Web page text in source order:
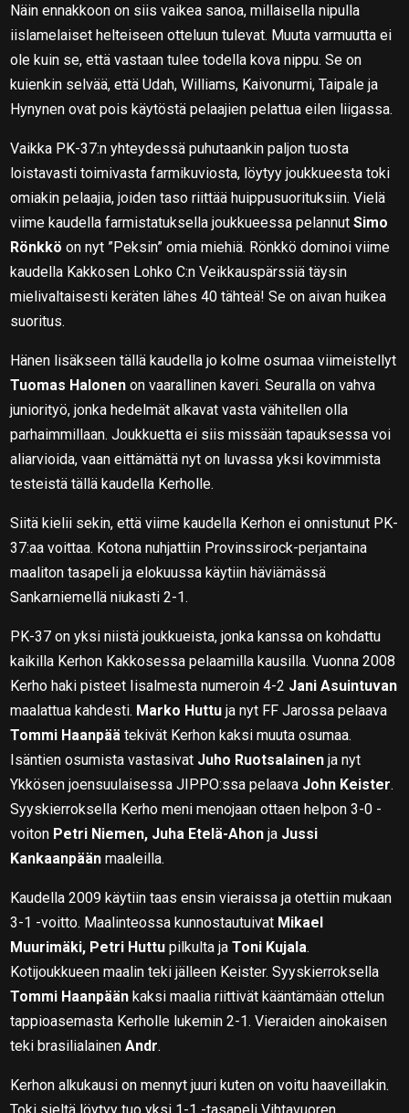
Näin ennakkoon on siis vaikea sanoa, millaisella nipulla
iislamelaiset helteiseen otteluun tulevat. Muuta varmuutta ei
ole kuin se, että vastaan tulee todella kova nippu. Se on
kuienkin selvää, että Udah, Williams, Kaivonurmi, Taipale ja
Hynynen ovat pois käytöstä pelaajien pelattua eilen liigassa.
Vaikka PK-37:n yhteydessä puhutaankin paljon tuosta
loistavasti toimivasta farmikuviosta, löytyy joukkueesta toki
omiakin pelaajia, joiden taso riittää huippusuorituksiin. Vielä
viime kaudella farmistatuksella joukkueessa pelannutSimo
Rönkkö on nyt ”Peksin” omia miehiä. Rönkkö dominoi viime
kaudella Kakkosen Lohko C:n Veikkauspärssiä täysin
mielivaltaisesti keräten lähes 40 tähteä! Se on aivan huikea
suoritus.
Hänen lisäkseen tällä kaudella jo kolme osumaa viimeistellyt
Tuomas Halonen on vaarallinen kaveri. Seuralla on vahva
juniorityö, jonka hedelmät alkavat vasta vähitellen olla
parhaimmillaan. Joukkuetta ei siis missään tapauksessa voi
aliarvioida, vaan eittämättä nyt on luvassa yksi kovimmista
testeistä tällä kaudella Kerholle.
Siitä kielii sekin, että viime kaudella Kerhon ei onnistunut PK-
37:aa voittaa. Kotona nuhjattiin Provinssirock-perjantaina
maaliton tasapeli ja elokuussa käytiin häviämässä
Sankarniemellä niukasti 2-1.
PK-37 on yksi niistä joukkueista, jonka kanssa on kohdattu
kaikilla Kerhon Kakkosessa pelaamilla kausilla. Vuonna 2008
Kerho haki pisteet Iisalmesta numeroin 4-2 Jani Asuintuvan
maalattua kahdesti. Marko Huttu ja nyt FF Jarossa pelaava
Tommi Haanpää tekivät Kerhon kaksi muuta osumaa.
Isäntien osumista vastasivat Juho Ruotsalainenja nyt
Ykkösen joensuulaisessa JIPPO:ssa pelaava John Keister.
Syyskierroksella Kerho meni menojaan ottaen helpon 3-0 -
voiton Petri Niemen, Juha Etelä-Ahonja Jussi
Kankaanpäänmaaleilla.
Kaudella 2009 käytiin taas ensin vieraissa ja otettiin mukaan
3-1 -voitto. Maalinteossa kunnostautuivat Mikael
Muurimäki, Petri Huttu pilkulta jaToni Kujala.
Kotijoukkueen maalin teki jälleen Keister. Syyskierroksella
Tommi Haanpään kaksi maalia riittivät kääntämään ottelun
tappioasemasta Kerholle lukemin 2-1. Vieraiden ainokaisen
teki brasilialainenAndr.
Kerhon alkukausi on mennyt juuri kuten on voitu haaveillakin.
Toki sieltä löytyy tuo yksi 1-1 -tasapeli Vihtavuoren